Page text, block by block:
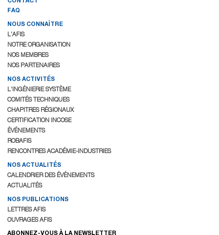
FAQ
NOUS CONNAÎTRE
L’AFIS
NOTRE ORGANISATION
NOS MEMBRES
NOS PARTENAIRES
NOS ACTIVITÉS
L’INGÉNIERIE SYSTÈME
COMITÉS TECHNIQUES
CHAPITRES RÉGIONAUX
CERTIFICATION INCOSE
ÉVÉNEMENTS
ROBAFIS
RENCONTRES ACADÉMIE-INDUSTRIES
NOS ACTUALITÉS
CALENDRIER DES ÉVÉNEMENTS
ACTUALITÉS
NOS PUBLICATIONS
LETTRES AFIS
OUVRAGES AFIS
ABONNEZ-VOUS À LA NEWSLETTER